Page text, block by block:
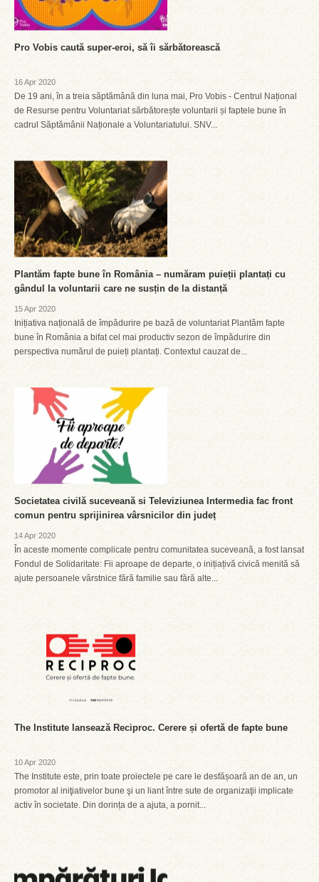
Pro Vobis caută super-eroi, să îi sărbătorească
16 Apr 2020
De 19 ani, în a treia săptămână din luna mai, Pro Vobis - Centrul Național
de Resurse pentru Voluntariat sărbătorește voluntarii și faptele bune în
cadrul Săptămânii Naționale a Voluntariatului. SNV...
Plantăm fapte bune în România – număram puieții plantați cu
gândul la voluntarii care ne susțin de la distanță
15 Apr 2020
Inițiativa națională de împădurire pe bază de voluntariat Plantăm fapte
bune în România a bifat cel mai productiv sezon de împădurire din
perspectiva numărul de puieți plantați. Contextul cauzat de...
Societatea civilă suceveană si Televiziunea Intermedia fac front
comun pentru sprijinirea vârsnicilor din județ
14 Apr 2020
În aceste momente complicate pentru comunitatea suceveană, a fost lansat
Fondul de Solidaritate: Fii aproape de departe, o inițiațivă civică menită să
ajute persoanele vârstnice fără familie sau fără alte...
The Institute lansează Reciproc. Cerere și ofertă de fapte bune
10 Apr 2020
The Institute este, prin toate proiectele pe care le desfășoară an de an, un
promotor al iniţiativelor bune şi un liant între sute de organizaţii implicate
activ în societate. Din dorința de a ajuta, a pornit...